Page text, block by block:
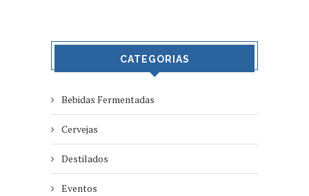
CATEGORIAS
Bebidas Fermentadas
Cervejas
Destilados
Eventos